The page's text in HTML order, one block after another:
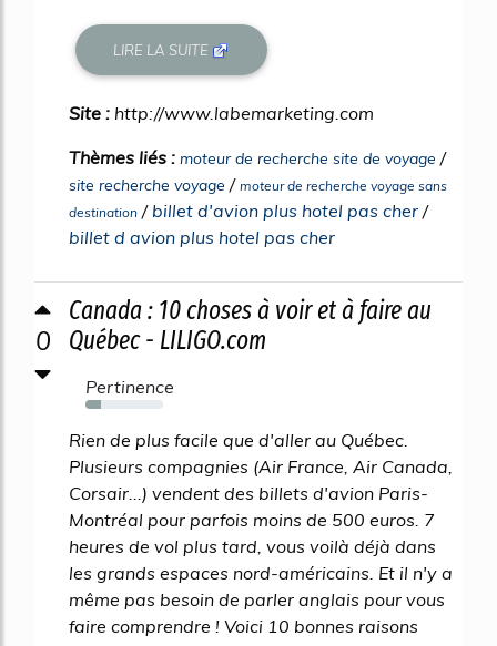
LIRE LA SUITE
Site : http://www.labemarketing.com
Thèmes liés : moteur de recherche site de voyage /
site recherche voyage / moteur de recherche voyage sans
destination / billet d'avion plus hotel pas cher /
billet d avion plus hotel pas cher
0
Canada : 10 choses à voir et à faire au
Québec - LILIGO.com
Pertinence
20%
Rien de plus facile que d'aller au Québec.
Plusieurs compagnies (Air France, Air Canada,
Corsair...) vendent des billets d'avion Paris-
Montréal pour parfois moins de 500 euros. 7
heures de vol plus tard, vous voilà déjà dans
les grands espaces nord-américains. Et il n'y a
même pas besoin de parler anglais pour vous
faire comprendre ! Voici 10 bonnes raisons